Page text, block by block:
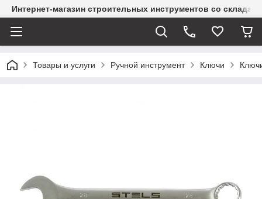
Интернет-магазин строительных инструментов со склада
Товары и услуги Ручной инструмент Ключи